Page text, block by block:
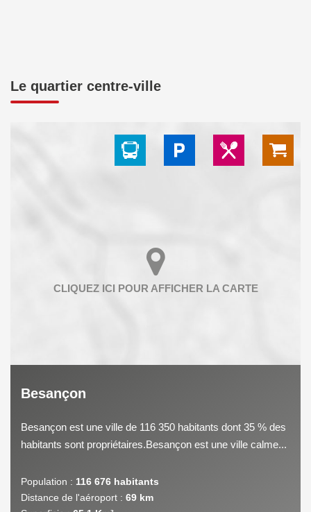
Le quartier centre-ville
Besançon
Besançon est une ville de 116 350 habitants dont 35 % des
habitants sont propriétaires.Besançon est une ville calme...
Population : 116 676 habitants
Distance de l'aéroport : 69 km